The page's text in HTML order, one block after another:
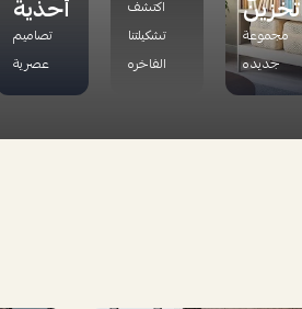
أحذية
تصاميم
عصرية
اكتشف
تشكيلتنا
الفاخره
تخزين
مجموعة
جديده